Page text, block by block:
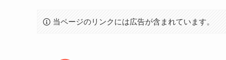
当ページのリンクには広告が含まれています。